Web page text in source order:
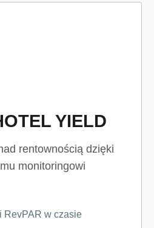
YIELD
rentownością dzięki
monitoringowi
RevPAR w czasie